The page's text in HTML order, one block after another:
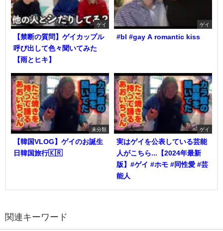
ゲイ
【禁断の質問】ゲイカップル
呼び出して色々聞いてみた
【雨とヒキ】
ゲイ
#bl #gay A romantic kiss
未分類
【韓国VLOG】ゲイのお誕生
日韓国旅行🇰🇷
ゲイ
実はゲイを公表している芸能
人がこちら...【2024年最新
版】#ゲイ #ホモ #同性愛 #芸
能人
関連キーワード